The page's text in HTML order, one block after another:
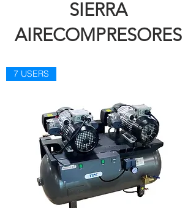
SIERRA
AIRECOMPRESORES
7 USERS